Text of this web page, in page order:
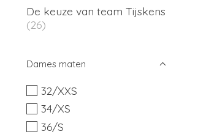
De keuze van team Tijskens
(26)
Dames maten
32/XXS
34/XS
36/S